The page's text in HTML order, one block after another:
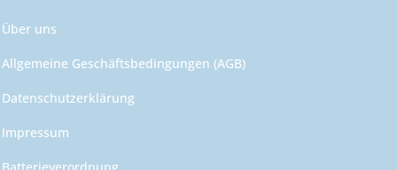
Über uns
Allgemeine Geschäftsbedingungen (AGB)
Datenschutzerklärung
Impressum